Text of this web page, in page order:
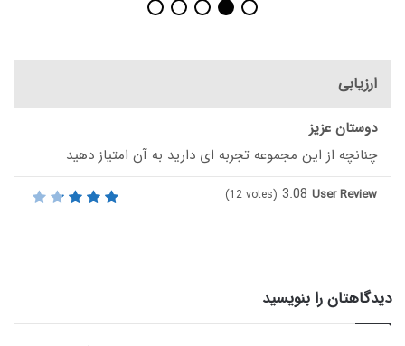
ارزیابی
دوستان عزیز
چنانچه از این مجموعه تجربه ای دارید به آن امتیاز دهید
User Review
3.08
(12 votes)
دیدگاهتان را بنویسید